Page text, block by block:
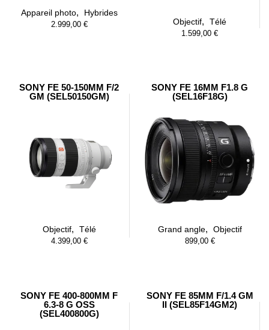
Appareil photo,
Hybrides
2.999,00 € Objectif,
Télé
1.599,00€
SONY FE 50-150MM F/2
GM (SEL50150GM)
Objectif,
Télé
4.399,00 €
SONY FE 16MM F1.8 G
(SEL16F18G)
Grand angle,
Objectif
899,00 €
SONY FE 400-800MM F
6.3-8 G OSS
(SEL400800G)
SONY FE 85MM F/1.4 GM
II (SEL85F14GM2)